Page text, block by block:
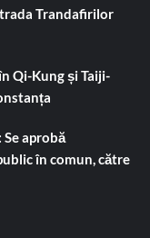
Trandafirilor
Qi-Kung și Taiji-
aprobă
în comun, către